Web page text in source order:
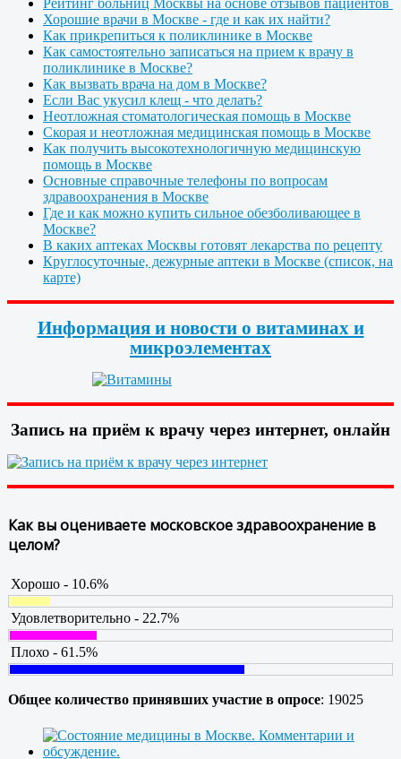
Хорошие врачи в Москве - где и как их найти?
Как прикрепиться к поликлинике в Москве
Как самостоятельно записаться на прием к врачу в
поликлинике в Москве?
Как вызвать врача на дом в Москве?
Если Вас укусил клещ - что делать?
Неотложная стоматологическая помощь в Москве
Скорая и неотложная медицинская помощь в Москве
Как получить высокотехнологичную медицинскую
помощь в Москве
Основные справочные телефоны по вопросам
здравоохранения в Москве
Где и как можно купить сильное обезболивающее в
Москве?
В каких аптеках Москвы готовят лекарства по рецепту
Круглосуточные, дежурные аптеки в Москве (список, на
карте)
Информация и новости о витаминах и
микроэлементах
Запись на приём к врачу через интернет, онлайн
Как вы оцениваете московское здравоохранение в
целом?
Хорошо - 10.6%
Удовлетворительно - 22.7%
Плохо - 61.5%
Общее количество принявших участие в опросе: 19025